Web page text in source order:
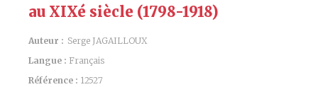
au XIXé siècle (1798-1918)
Auteur : Serge JAGAILLOUX
Langue : Français
Référence : 12527